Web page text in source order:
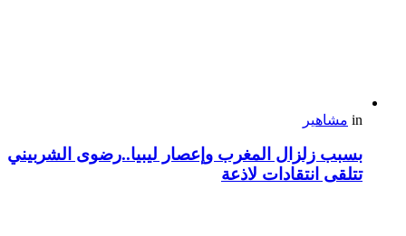
in مشاهير
بسبب زلزال المغرب وإعصار ليبيا..رضوى الشربيني
تتلقى انتقادات لاذعة